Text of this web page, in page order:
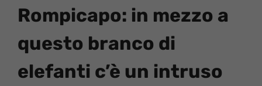
Rompicapo: in mezzo a
questo branco di
elefanti c’è un intruso